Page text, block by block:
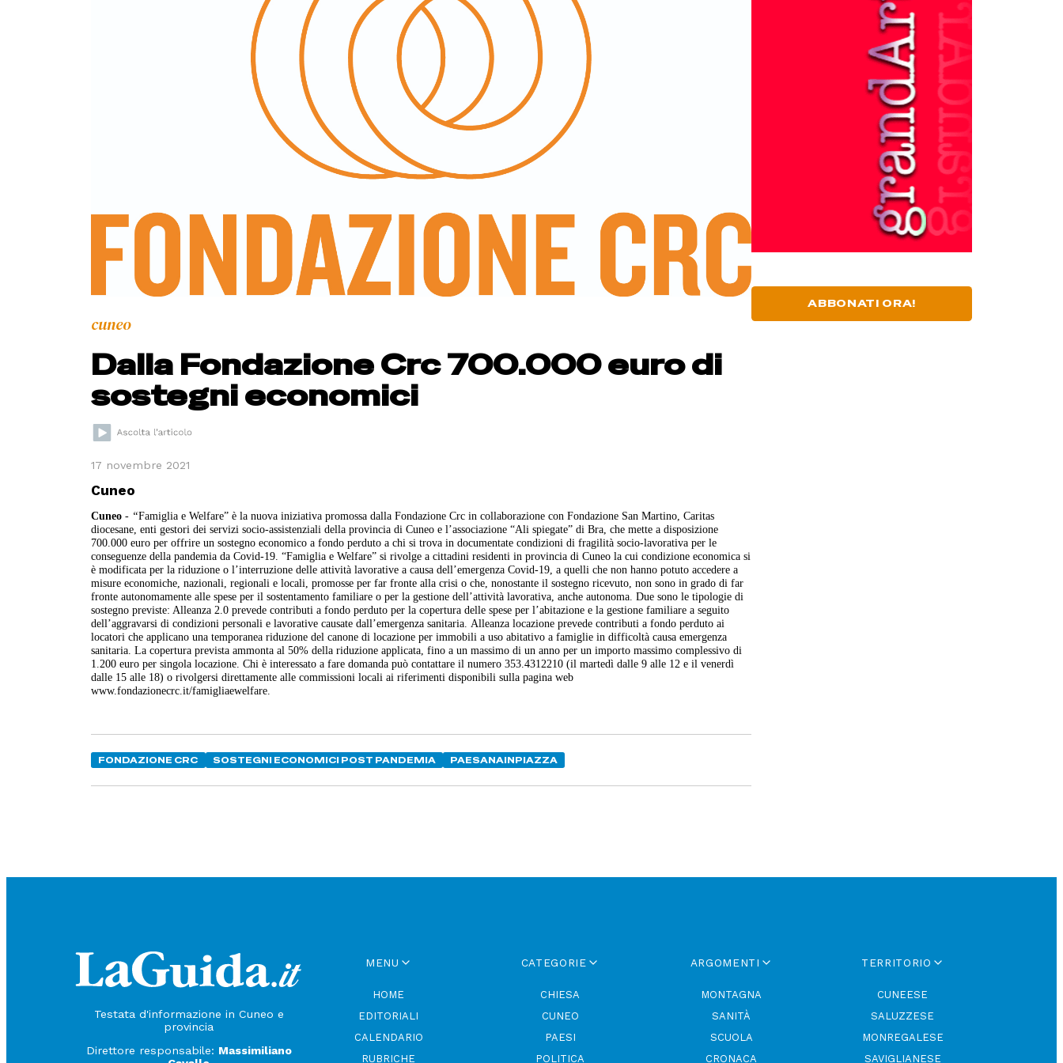
cuneo
Dalla Fondazione Crc 700.000 euro di
sostegni economici
17 novembre 2021
Cuneo
Cuneo- “Famiglia e Welfare” è la nuova iniziativa promossa dalla Fondazione Crc in collaborazione con Fondazione San Martino, Caritas
diocesane, enti gestori dei servizi socio-assistenziali della provincia di Cuneo e l’associazione “Ali spiegate” di Bra, che mette a disposizione
700.000 euro per offrire un sostegno economico a fondo perduto a chi si trova in documentate condizioni di fragilità socio-lavorativa per le
conseguenze della pandemia da Covid-19. “Famiglia e Welfare” si rivolge a cittadini residenti in provincia di Cuneo la cui condizione economica si
è modificata per la riduzione o l’interruzione delle attività lavorative a causa dell’emergenza Covid-19, a quelli che non hanno potuto accedere a
misure economiche, nazionali, regionali e locali, promosse per far fronte alla crisi o che, nonostante il sostegno ricevuto, non sono in grado di far
fronte autonomamente alle spese per il sostentamento familiare o per la gestione dell’attività lavorativa, anche autonoma. Due sono le tipologie di
sostegno previste: Alleanza 2.0 prevede contributi a fondo perduto per la copertura delle spese per l’abitazione e la gestione familiare a seguito
dell’aggravarsi di condizioni personali e lavorative causate dall’emergenza sanitaria. Alleanza locazione prevede contributi a fondo perduto ai
locatori che applicano una temporanea riduzione del canone di locazione per immobili a uso abitativo a famiglie in difficoltà causa emergenza
sanitaria. La copertura prevista ammonta al 50% della riduzione applicata, fino a un massimo di un anno per un importo massimo complessivo di
1.200 euro per singola locazione. Chi è interessato a fare domanda può contattare il numero 353.4312210 (il martedì dalle 9 alle 12 e il venerdì
dalle 15 alle 18) o rivolgersi direttamente alle commissioni locali ai riferimenti disponibili sulla pagina web
www.fondazionecrc.it/famigliaewelfare.
FONDAZIONE CRC SOSTEGNI ECONOMICI POST PANDEMIA PAESANAINPIAZZA
ABBONATI ORA!
Testata d'informazione in Cuneo e
provincia
Direttore responsabile: Massimiliano
MENU
HOME
EDITORIALI
CALENDARIO
RUBRICHE
CATEGORIE
CHIESA
CUNEO
PAESI
POLITICA
ARGOMENTI
MONTAGNA
SANITÀ
SCUOLA
CRONACA
TERRITORIO
CUNEESE
SALUZZESE
MONREGALESE
SAVIGLIANESE